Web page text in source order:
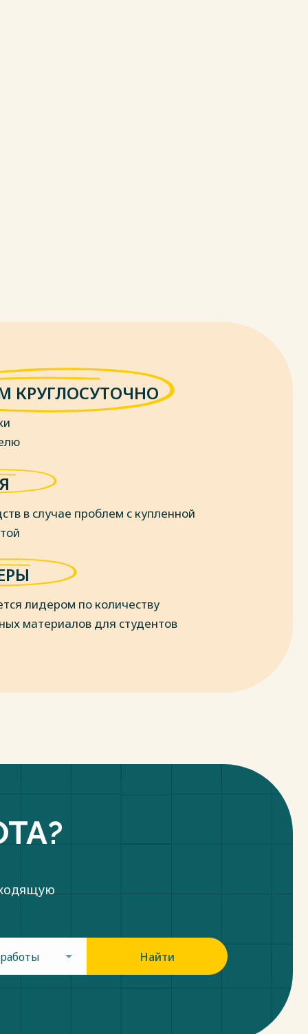
КРУГЛОСУТОЧНО
в случае проблем с купленной
лидером по количеству
материалов для студентов
Найти